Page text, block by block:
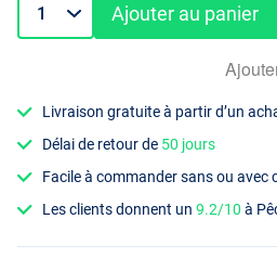
Ajouter au panier
Livraison gratuite à partir d’un
Délai de retour de 50 jours
Facile à commander sans ou avec
Les clients donnent un9.2/10 à